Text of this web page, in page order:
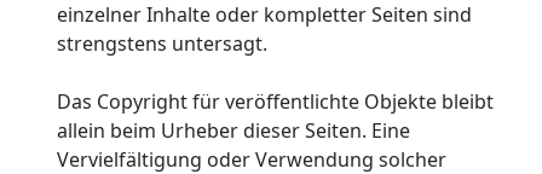
einzelner Inhalte oder kompletter Seiten sind
strengstens untersagt.
Das Copyright für veröffentlichte Objekte bleibt
allein beim Urheber dieser Seiten. Eine
Vervielfältigung oder Verwendung solcher